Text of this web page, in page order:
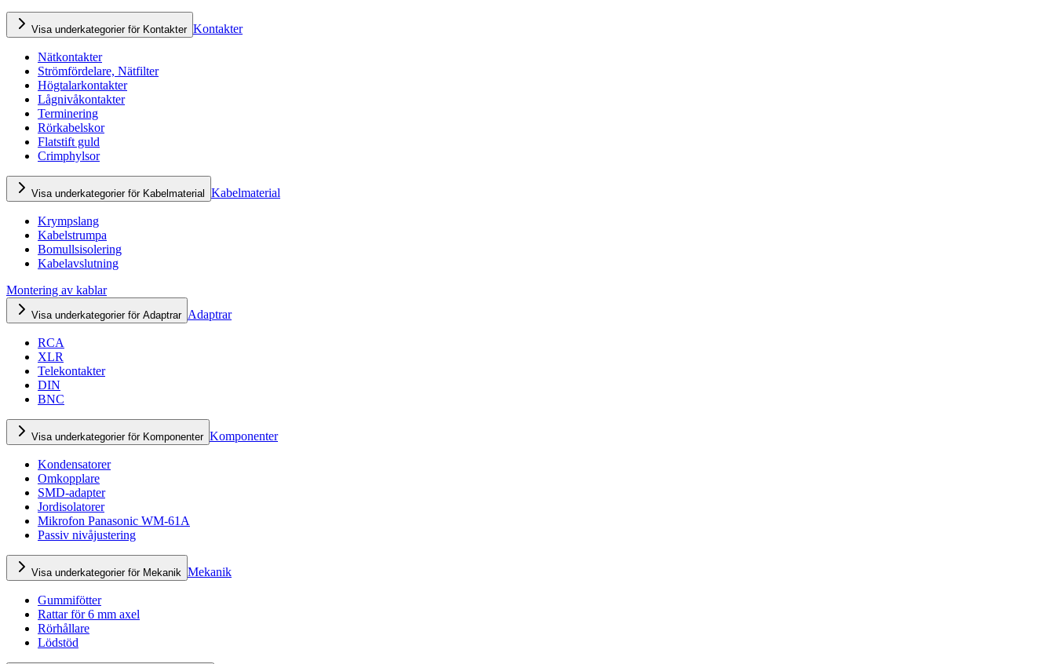
Visa underkategorier för Kontakter Kontakter
Nätkontakter
Strömfördelare, Nätfilter
Högtalarkontakter
Lågnivåkontakter
Terminering
Rörkabelskor
Flatstift guld
Crimphylsor
Visa underkategorier för Kabelmaterial Kabelmaterial
Krympslang
Kabelstrumpa
Bomullsisolering
Kabelavslutning
Montering av kablar
Visa underkategorier för Adaptrar Adaptrar
RCA
XLR
Telekontakter
DIN
BNC
Visa underkategorier för Komponenter Komponenter
Kondensatorer
Omkopplare
SMD-adapter
Jordisolatorer
Mikrofon Panasonic WM-61A
Passiv nivåjustering
Visa underkategorier för Mekanik Mekanik
Gummifötter
Rattar för 6 mm axel
Rörhållare
Lödstöd